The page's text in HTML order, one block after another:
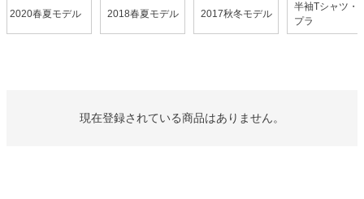
2020春夏モデル 2018春夏モデル 2017秋冬モデル
半袖Tシャツ・
プラ
現在登録されている商品はありません。